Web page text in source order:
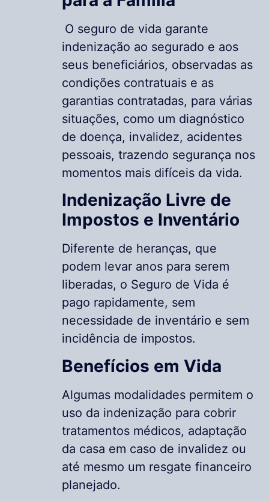
O seguro de vida garante
indenização ao segurado e aos
seus beneficiários, observadas as
condições contratuais e as
garantias contratadas, para várias
situações, como um diagnóstico
de doença, invalidez, acidentes
pessoais, trazendo segurança nos
momentos mais difíceis da vida.
Indenização Livre de
Impostos e Inventário
Diferente de heranças, que
podem levar anos para serem
liberadas, o Seguro de Vida é
pago rapidamente, sem
necessidade de inventário e sem
incidência de impostos.
Benefícios em Vida
Algumas modalidades permitem o
uso da indenização para cobrir
tratamentos médicos, adaptação
da casa em caso de invalidez ou
até mesmo um resgate financeiro
planejado.